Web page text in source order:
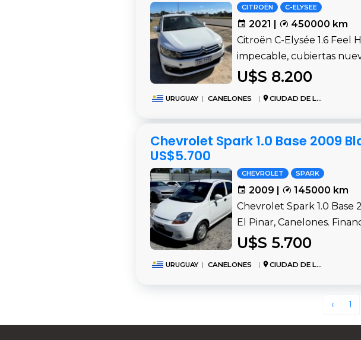
CITROËN C-ELYSEE
2021 |
450000 km
Citroën C-Elysée 1.6 Feel
impecable, cubiertas
U$S 8.200
URUGUAY | CANELONES | CIUDAD DE LA COSTA
Chevrolet Spark 1.0 Base 2009
US$5.700
CHEVROLET SPARK
2009 |
145000 km
Chevrolet Spark 1.0 Base
El Pinar, Canelones.
U$S 5.700
URUGUAY | CANELONES | CIUDAD DE LA COSTA
‹ 1